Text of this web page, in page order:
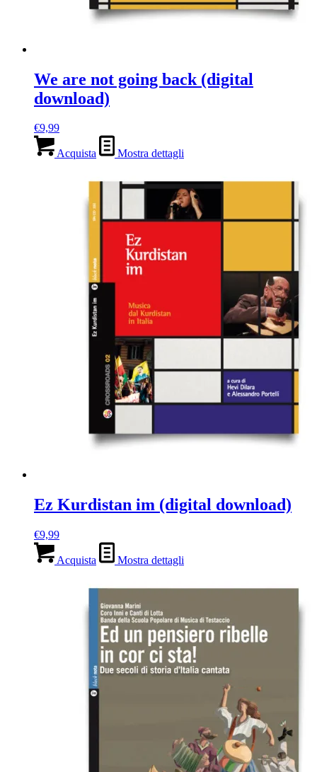
We are not going back (digital
download)
€9,99
Acquista Mostra dettagli
Ez Kurdistan im (digital download)
€9,99
Acquista Mostra dettagli